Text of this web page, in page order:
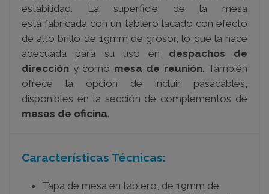
estabilidad. La superficie de la mesa
está fabricada con un tablero lacado con efecto
de alto brillo de 19mm de grosor, lo que la hace
adecuada para su uso en despachos de
dirección y como mesa de reunión. También
ofrece la opción de incluir pasacables,
disponibles en la sección de complementos de
mesas de oficina.
Características Técnicas:
Tapa de mesa en tablero, de 19mm de